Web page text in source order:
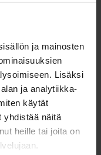
ja mainosten
Lisäksi
ja analytiikka-
käytät
yhdistää näitä
heille tai joita on